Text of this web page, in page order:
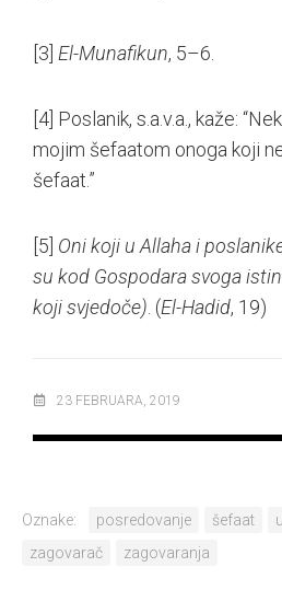
[3] El-Munafikun, 5–6.
[4] Poslanik, s.a.v.a., kaže:
mojim šefaatom onoga koji
šefaat.”
[5] Oni koji u Allaha i
su kod Gospodara svoga
koji svjedoče) . (El-Hadid, 19)
23 FEBRUARA, 2019
Oznake: posredovanje šefaat
zagovarač
zagovaranja